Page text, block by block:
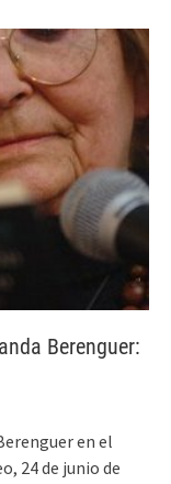
Berenguer:
en el
24 de junio de